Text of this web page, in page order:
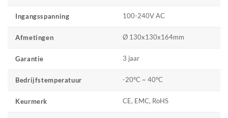
Ingangsspanning 100-240V AC
Afmetingen Ø 130x130x164mm
Garantie 3 jaar
Bedrijfstemperatuur -20°C ~ 40°C
Keurmerk CE, EMC, RoHS